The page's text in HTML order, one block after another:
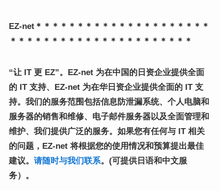
EZ-net＊＊＊＊＊＊＊＊＊＊＊＊＊＊＊＊＊＊＊＊＊
＊＊＊＊＊＊＊＊＊＊＊＊＊＊＊＊＊＊＊＊＊＊
“让 IT 更 EZ”。 EZ-net 为在中国的日资企业提供全面
的 IT 支持、 EZ-net 为在华日资企业提供全面的 IT 支
持。 我们的服务范围包括信息防泄漏系统、个人电脑和
服务器的销售和维修、电子邮件服务器以及全面管理和
维护、 我们提供广泛的服务。 如果您有任何与 IT 相关
的问题，EZ-net 将根据您的使用情况和预算提出最佳
建议。 请随时与我们联系。(可提供日语和中文服
务）。